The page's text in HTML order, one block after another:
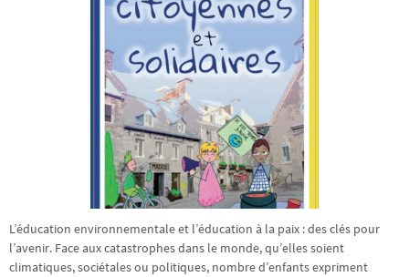
L’éducation environnementale et l’éducation à la paix : des clés pour
l’avenir. Face aux catastrophes dans le monde, qu’elles soient
climatiques, sociétales ou politiques, nombre d’enfants expriment